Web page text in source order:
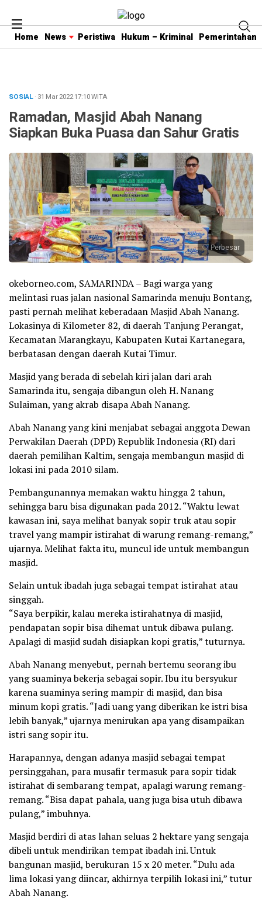
Home News Peristiwa Hukum – Kriminal Pemerintahan
SOSIAL· 31 Mar 202217:10WITA
Ramadan, Masjid Abah Nanang
Siapkan Buka Puasa dan Sahur Gratis
Perbesar
okeborneo.com, SAMARINDA – Bagi warga yang
melintasi ruas jalan nasional Samarinda menuju Bontang,
pasti pernah melihat keberadaan Masjid Abah Nanang.
Lokasinya di Kilometer 82, di daerah Tanjung Perangat,
Kecamatan Marangkayu, Kabupaten Kutai Kartanegara,
berbatasan dengan daerah Kutai Timur.
Masjid yang berada di sebelah kiri jalan dari arah
Samarinda itu, sengaja dibangun oleh H. Nanang
Sulaiman, yang akrab disapa Abah Nanang.
Abah Nanang yang kini menjabat sebagai anggota Dewan
Perwakilan Daerah (DPD) Republik Indonesia (RI) dari
daerah pemilihan Kaltim, sengaja membangun masjid di
lokasi ini pada 2010 silam.
Pembangunannya memakan waktu hingga 2 tahun,
sehingga baru bisa digunakan pada 2012. “Waktu lewat
kawasan ini, saya melihat banyak sopir truk atau sopir
travel yang mampir istirahat di warung remang-remang,”
ujarnya. Melihat fakta itu, muncul ide untuk membangun
masjid.
Selain untuk ibadah juga sebagai tempat istirahat atau
singgah.
“Saya berpikir, kalau mereka istirahatnya di masjid,
pendapatan sopir bisa dihemat untuk dibawa pulang.
Apalagi di masjid sudah disiapkan kopi gratis,” tuturnya.
Abah Nanang menyebut, pernah bertemu seorang ibu
yang suaminya bekerja sebagai sopir. Ibu itu bersyukur
karena suaminya sering mampir di masjid, dan bisa
minum kopi gratis. “Jadi uang yang diberikan ke istri bisa
lebih banyak,” ujarnya menirukan apa yang disampaikan
istri sang sopir itu.
Harapannya, dengan adanya masjid sebagai tempat
persinggahan, para musafir termasuk para sopir tidak
istirahat di sembarang tempat, apalagi warung remang-
remang. “Bisa dapat pahala, uang juga bisa utuh dibawa
pulang,” imbuhnya.
Masjid berdiri di atas lahan seluas 2 hektare yang sengaja
dibeli untuk mendirikan tempat ibadah ini. Untuk
bangunan masjid, berukuran 15 x 20 meter. “Dulu ada
lima lokasi yang diincar, akhirnya terpilih lokasi ini,” tutur
Abah Nanang.